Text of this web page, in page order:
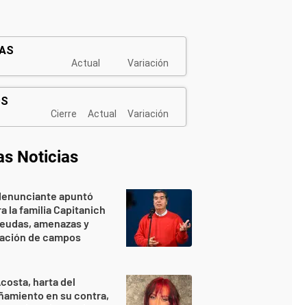
Noticias
apuntó
la familia Capitanich
amenazas y
de campos
harta del
en su contra,